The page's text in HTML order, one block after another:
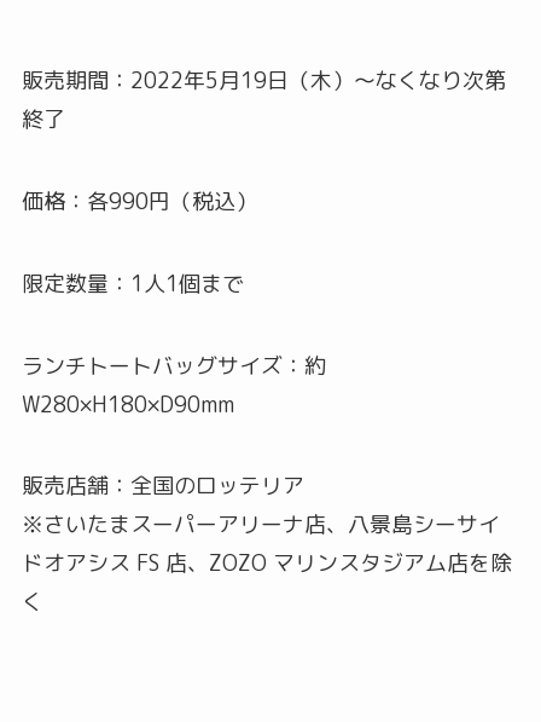
販売期間：2022年5月19日（木）～なくなり次第
終了
価格：各990円（税込）
限定数量：1人1個まで
ランチトートバッグサイズ：約
W280×H180×D90mm
販売店舗：全国のロッテリア
※さいたまスーパーアリーナ店、八景島シーサイ
ドオアシス FS 店、ZOZO マリンスタジアム店を除
く